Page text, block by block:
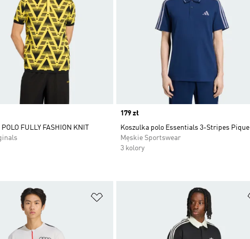
FULLY FASHION KNIT
Price
179 zł
Koszulka polo Essentials 3-Stripes Pique
Męskie Sportswear
3 kolory